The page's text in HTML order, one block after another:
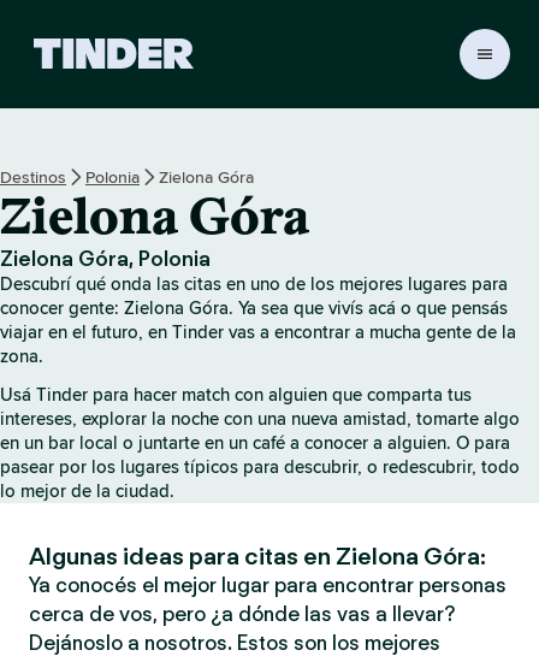
o
d
e
T
i
n
d
Destinos Polonia Zielona Góra
Zielona Góra
Zielona Góra, Polonia
Descubrí qué onda las citas en uno de los mejores lugares para
conocer gente: Zielona Góra. Ya sea que vivís acá o que pensás
viajar en el futuro, en Tinder vas a encontrar a mucha gente de la
zona.
Usá Tinder para hacer match con alguien que comparta tus
intereses, explorar la noche con una nueva amistad, tomarte algo
en un bar local o juntarte en un café a conocer a alguien. O para
pasear por los lugares típicos para descubrir, o redescubrir, todo
lo mejor de la ciudad.
Algunas ideas para citas en Zielona Góra:
Ya conocés el mejor lugar para encontrar personas
cerca de vos, pero ¿a dónde las vas a llevar?
Dejánoslo a nosotros. Estos son los mejores